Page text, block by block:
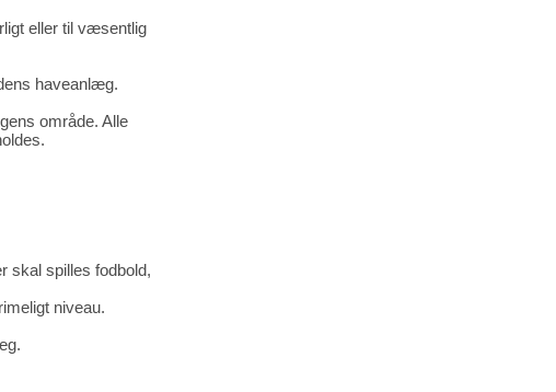
eller til væsentlig
haveanlæg.
område. Alle
skal spilles fodbold,
niveau.